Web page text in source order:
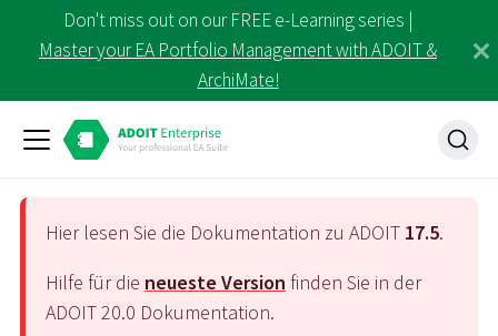
Don't miss out on our FREE e-Learning series |
Master your EA Portfolio Management with ADOIT &
ArchiMate!
Hier lesen Sie die Dokumentation zu ADOIT 17.5.
Hilfe für die neueste Version finden Sie in der
ADOIT20.0 Dokumentation.